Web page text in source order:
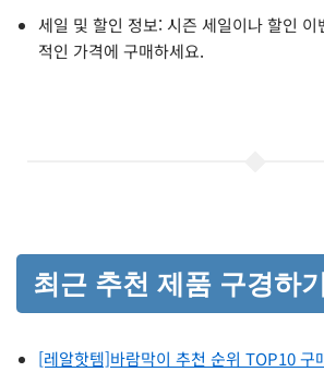
세일 및 할인 정보: 시즌 세일이나 할인 이
적인 가격에 구매하세요.
최근 추천 제품 구경하기
[레알핫템]바람막이 추천 순위 TOP10 구